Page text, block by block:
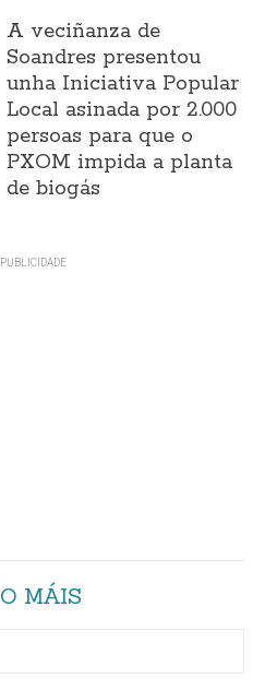
A veciñanza de
Soandres presentou
unha Iniciativa Popular
Local asinada por 2.000
persoas para que o
PXOM impida a planta
de biogás
O MÁIS